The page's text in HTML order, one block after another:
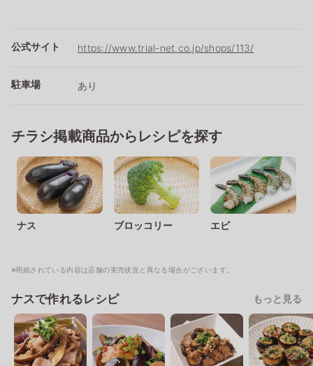
公式サイト https://www.trial-net.co.jp/shops/113/
駐車場 あり
チラシ掲載商品からレシピを探す
ナス ブロッコリー エビ
※明細されている内容は店舗の実売状況と異なる場合がございます。
ナスで作れるレシピ もっと見る